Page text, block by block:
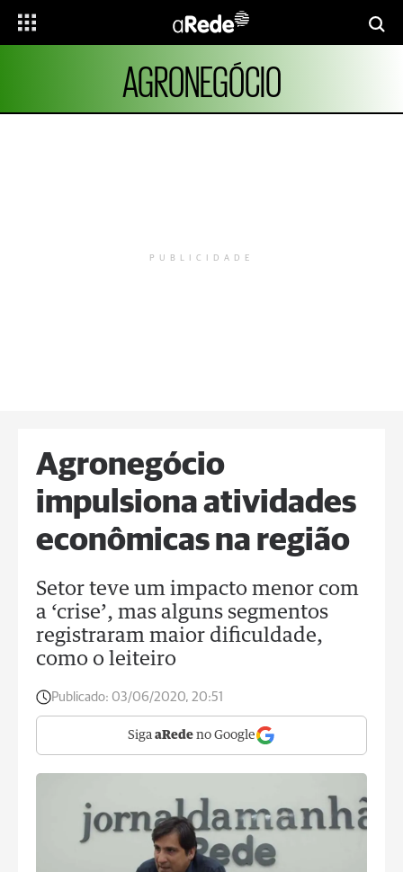
AGRONEGÓCIO
PUBLICIDADE
Agronegócio
impulsiona atividades
econômicas na região
Setor teve um impacto menor com
a ‘crise’, mas alguns segmentos
registraram maior dificuldade,
como o leiteiro
Publicado: 03/06/2020, 20:51
Siga aRede no Google